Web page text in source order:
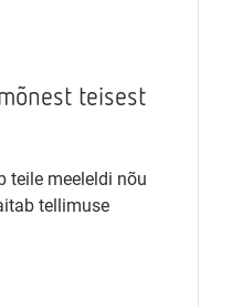
teisest
teile meeleldi nõu
tellimuse